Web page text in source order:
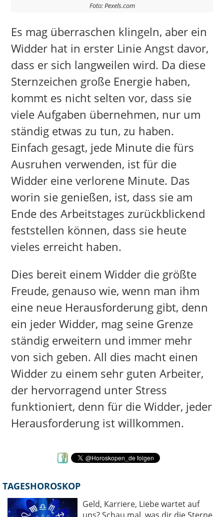
Foto: Pexels.com
Es mag überraschen klingeln, aber ein
Widder hat in erster Linie Angst davor,
dass er sich langweilen wird. Da diese
Sternzeichen große Energie haben,
kommt es nicht selten vor, dass sie
viele Aufgaben übernehmen, nur um
ständig etwas zu tun, zu haben.
Einfach gesagt, jede Minute die fürs
Ausruhen verwenden, ist für die
Widder eine verlorene Minute. Das
worin sie genießen, ist, dass sie am
Ende des Arbeitstages zurückblickend
feststellen können, dass sie heute
vieles erreicht haben.
Dies bereit einem Widder die größte
Freude, genauso wie, wenn man ihm
eine neue Herausforderung gibt, denn
ein jeder Widder, mag seine Grenze
ständig erweitern und immer mehr
von sich geben. All dies macht einen
Widder zu einem sehr guten Arbeiter,
der hervorragend unter Stress
funktioniert, denn für die Widder, jeder
Herausforderung ist willkommen.